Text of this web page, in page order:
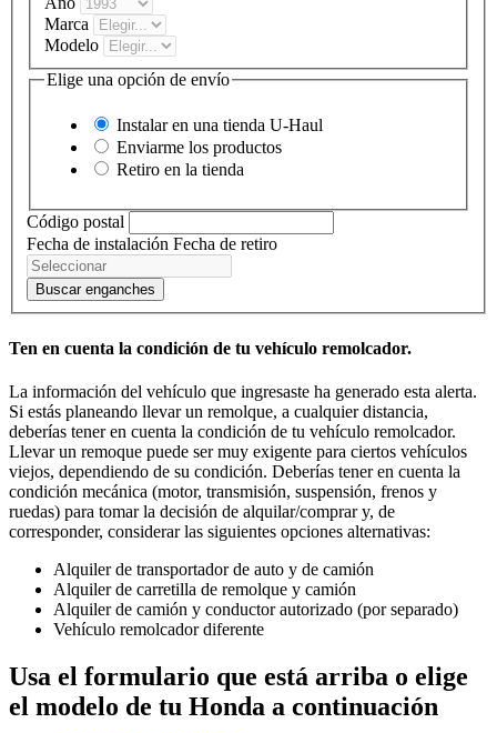
Marca
Modelo
Elige una opción de envío
Instalar en una tienda U-Haul
Enviarme los productos
Retiro en la tienda
Código postal
Fecha de instalación Fecha de retiro
Buscar enganches
Ten en cuenta la condición de tu vehículo remolcador.
La información del vehículo que ingresaste ha generado esta alerta.
Si estás planeando llevar un remolque, a cualquier distancia,
deberías tener en cuenta la condición de tu vehículo remolcador.
Llevar un remoque puede ser muy exigente para ciertos vehículos
viejos, dependiendo de su condición. Deberías tener en cuenta la
condición mecánica (motor, transmisión, suspensión, frenos y
ruedas) para tomar la decisión de alquilar/comprar y, de
corresponder, considerar las siguientes opciones alternativas:
Alquiler de transportador de auto y de camión
Alquiler de carretilla de remolque y camión
Alquiler de camión y conductor autorizado (por separado)
Vehículo remolcador diferente
Usa el formulario que está arriba o elige
el modelo de tu Honda a continuación